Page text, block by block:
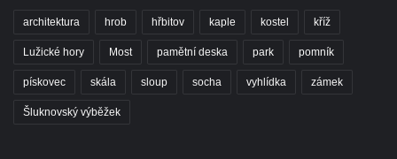
Kostel svaté Maří Magdalény v Karlových
Varech
architektura hrob hřbitov kaple kostel kříž
Lužické hory Most pamětní deska park pomník
pískovec skála sloup socha vyhlídka zámek
Šluknovský výběžek